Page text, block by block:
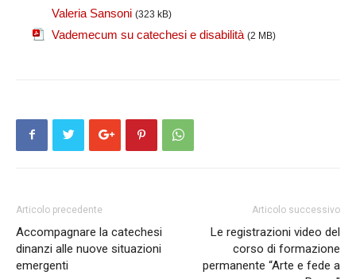
Valeria Sansoni (323 kB)
Vademecum su catechesi e disabilità (2 MB)
Articolo precedente
Accompagnare la catechesi
dinanzi alle nuove situazioni
emergenti
Articolo successivo
Le registrazioni video del
corso di formazione
permanente “Arte e fede a